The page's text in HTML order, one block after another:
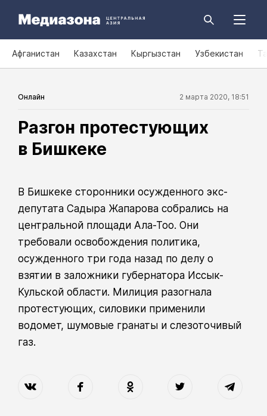
Афганистан Казахстан Кыргызстан Узбекистан
Онлайн 2 марта 2020, 18:51
Разгон протестующих
в Бишкеке
В Бишкеке сторонники осужденного экс-
депутата Садыра Жапарова собрались на
центральной площади Ала-Тоо. Они
требовали освобождения политика,
осужденного три года назад по делу о
взятии в заложники губернатора Иссык-
Кульской области. Милиция разогнала
протестующих, силовики применили
водомет, шумовые гранаты и слезоточивый
газ.